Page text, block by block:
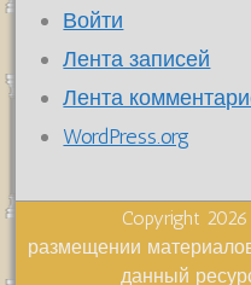
Войти
Лента записей
Лента
WordPress.org
Copyright
размещении
данный